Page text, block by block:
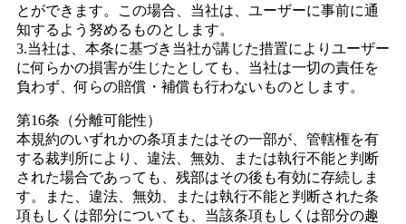
とができます。この場合、当社は、ユーザーに事前に通
知するよう努めるものとします。
3.当社は、本条に基づき当社が講じた措置によりユーザー
に何らかの損害が生じたとしても、当社は一切の責任を
負わず、何らの賠償・補償も行わないものとします。
第16条（分離可能性）
本規約のいずれかの条項またはその一部が、管轄権を有
する裁判所により、違法、無効、または執行不能と判断
された場合であっても、残部はその後も有効に存続しま
す。また、違法、無効、または執行不能と判断された条
項もしくは部分についても、当該条項もしくは部分の趣